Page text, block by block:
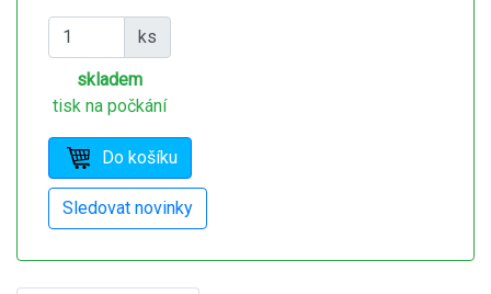
ks
skladem
tisk na počkání